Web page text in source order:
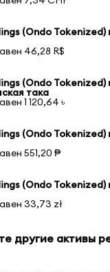
(Ondo Tokenized)
46,28 R$
(Ondo Tokenized)
така
1 120,64 ৳
(Ondo
551,20 ₱
(Ondo Tokenized)
33,73 zł
другие активы